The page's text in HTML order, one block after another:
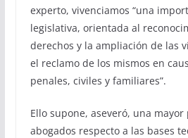
experto, vivenciamos “una
legislativa, orientada al
derechos y la ampliación de las
el reclamo de los mismos en
penales, civiles y familiares”.
Ello supone, aseveró, una
abogados respecto a las bases